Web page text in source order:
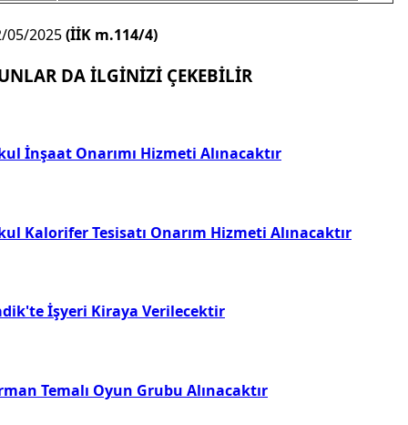
05/2025(İİK m.114/4)
DA İLGİNİZİ ÇEKEBİLİR
İnşaat Onarımı Hizmeti Alınacaktır
Kalorifer Tesisatı Onarım Hizmeti Alınacaktır
İşyeri Kiraya Verilecektir
Temalı Oyun Grubu Alınacaktır